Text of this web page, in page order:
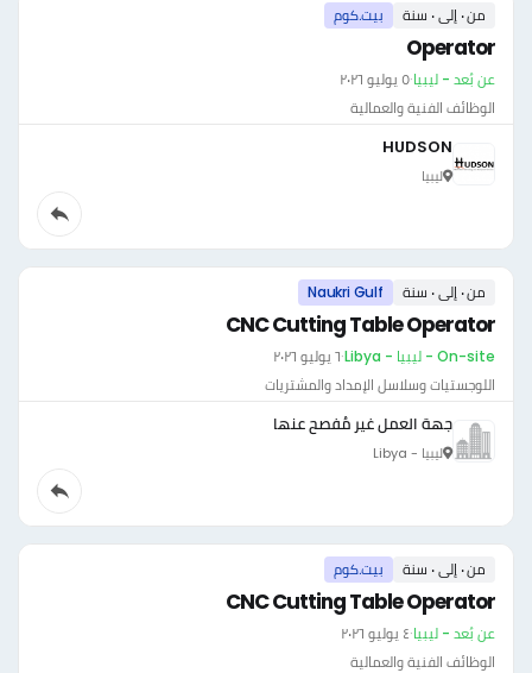
من ٠ إلى ٠ سنة بيت.كوم
Operator
عن بُعد - ليبيا·٥ يوليو ٢٠٢٦
الوظائف الفنية والعمالية
HUDSON
ليبيا
من ٠ إلى ٠ سنة Naukri Gulf
CNC Cutting Table Operator
On-site - ليبيا - Libya ·٦ يوليو ٢٠٢٦
اللوجستيات وسلاسل الإمداد والمشتريات
جهة العمل غير مُفصح عنها
ليبيا - Libya
من ٠ إلى ٠ سنة بيت.كوم
CNC Cutting Table Operator
عن بُعد - ليبيا·٤ يوليو ٢٠٢٦
الوظائف الفنية والعمالية